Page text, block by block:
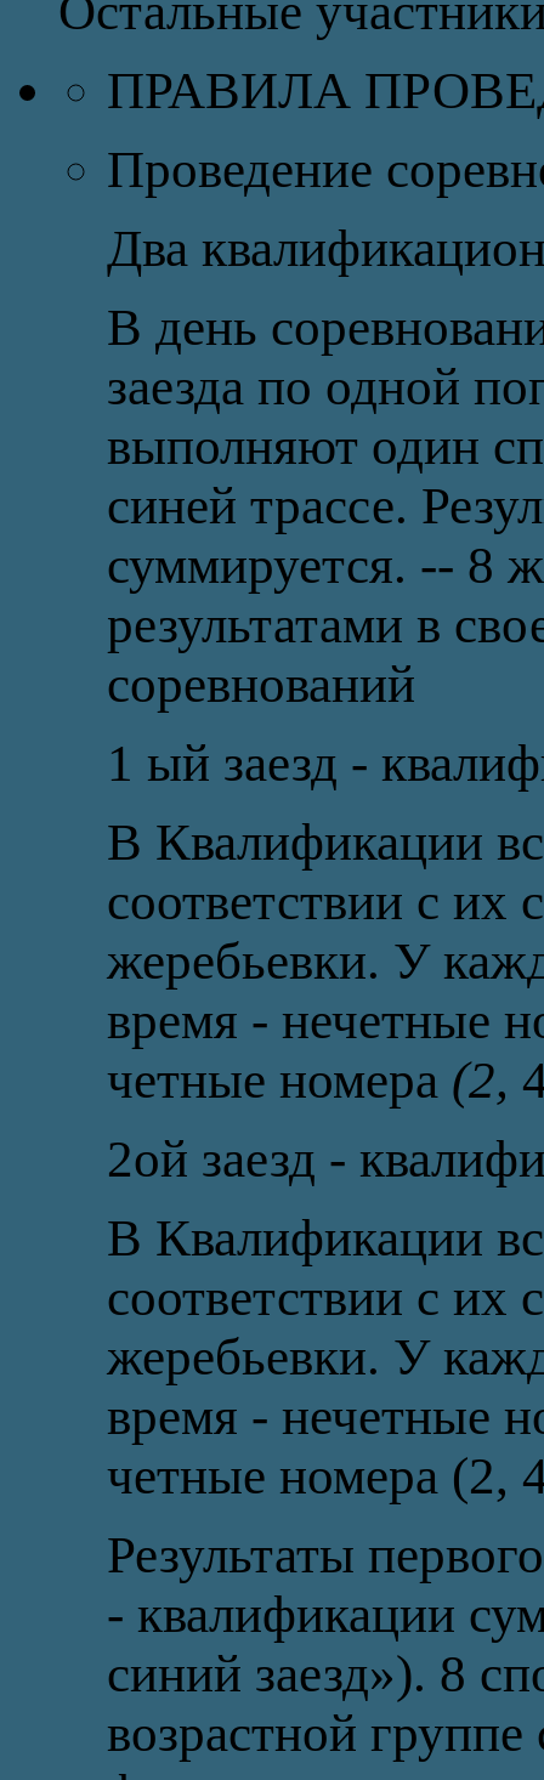
Остальные
ПРАВИЛА
Проведение
Два
В день
заезда по одной
выполняют один
синей трассе.
суммируется. -- 8
результатами в
соревнований
1 ый заезд -
В Квалификации
соответствии с их
жеребьевки. У
время - нечетные
четные номера (2,
2ой заезд -
В Квалификации
соответствии с их
жеребьевки. У
время - нечетные
четные номера (2,
Результаты
- квалификации
синий заезд»). 8
возрастной